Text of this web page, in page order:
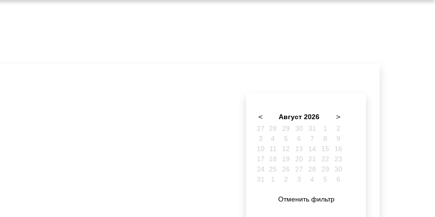
< Август 2026 >
27 28 29 30 31 1
2
3
4 5 6 7 8
9
10
11 12 13 14 15
16
17
18 19 20 21 22
23
24
25 26 27 28 29
30
31
1 2 3 4 5 6
Отменить фильтр